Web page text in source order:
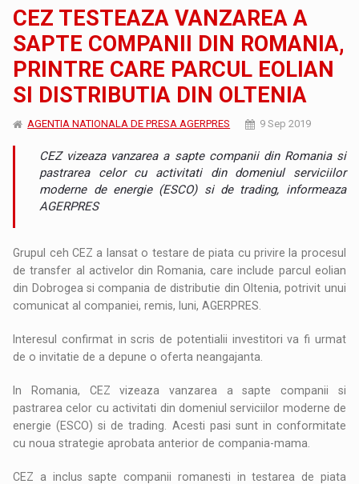
CEZ TESTEAZA VANZAREA A
SAPTE COMPANII DIN ROMANIA,
PRINTRE CARE PARCUL EOLIAN
SI DISTRIBUTIA DIN OLTENIA
AGENTIA NATIONALA DE PRESA AGERPRES 9 Sep 2019
CEZ vizeaza vanzarea a sapte companii din Romania si
pastrarea celor cu activitati din domeniul serviciilor
moderne de energie (ESCO) si de trading, informeaza
AGERPRES
Grupul ceh CEZ a lansat o testare de piata cu privire la procesul
de transfer al activelor din Romania, care include parcul eolian
din Dobrogea si compania de distributie din Oltenia, potrivit unui
comunicat al companiei, remis, luni, AGERPRES.
Interesul confirmat in scris de potentialii investitori va fi urmat
de o invitatie de a depune o oferta neangajanta.
In Romania, CEZ vizeaza vanzarea a sapte companii si
pastrarea celor cu activitati din domeniul serviciilor moderne de
energie (ESCO) si de trading. Acesti pasi sunt in conformitate
cu noua strategie aprobata anterior de compania-mama.
CEZ a inclus sapte companii romanesti in testarea de piata